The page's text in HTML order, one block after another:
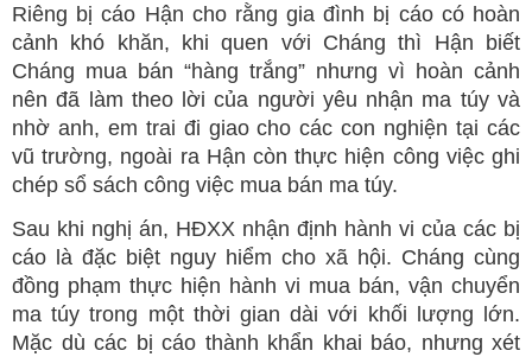
Riêng bị cáo Hận cho rằng gia đình bị cáo có hoàn
cảnh khó khăn, khi quen với Cháng thì Hận biết
Cháng mua bán “hàng trắng” nhưng vì hoàn cảnh
nên đã làm theo lời của người yêu nhận ma túy và
nhờ anh, em trai đi giao cho các con nghiện tại các
vũ trường, ngoài ra Hận còn thực hiện công việc ghi
chép sổ sách công việc mua bán ma túy.
Sau khi nghị án, HĐXX nhận định hành vi của các bị
cáo là đặc biệt nguy hiểm cho xã hội. Cháng cùng
đồng phạm thực hiện hành vi mua bán, vận chuyển
ma túy trong một thời gian dài với khối lượng lớn.
Mặc dù các bị cáo thành khẩn khai báo, nhưng xét